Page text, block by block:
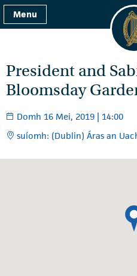
Menu
President and
Bloomsday
Domh 16 Mei, 2019 | 14:00
suíomh: (Dublin) Áras an